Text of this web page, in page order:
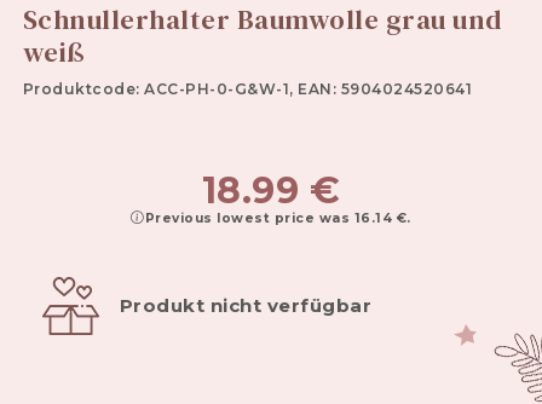
Schnullerhalter Baumwolle grau und
weiß
Produktcode: ACC-PH-0-G&W-1, EAN: 5904024520641
18.99 €
Previous lowest price was 16.14 €.
Produkt nicht verfügbar